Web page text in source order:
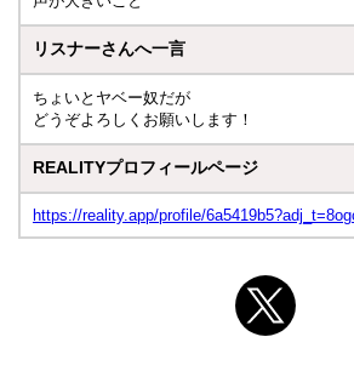
リスナーさんへ一言
ちょいとヤベー奴だが
どうぞよろしくお願いします！
REALITYプロフィールページ
https://reality.app/profile/